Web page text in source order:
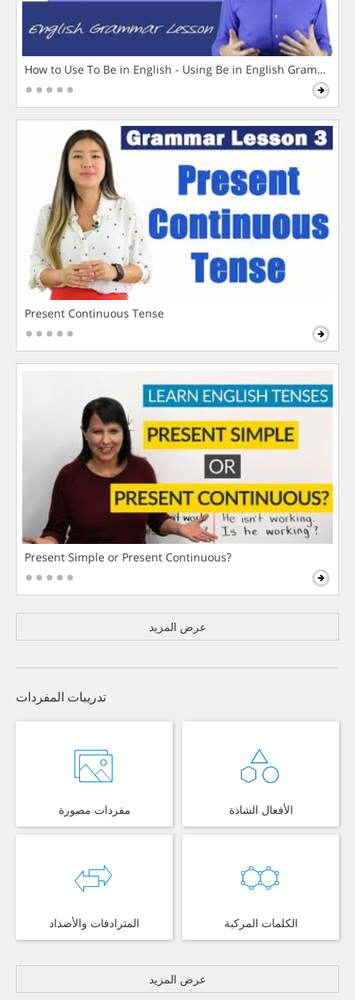
How to Use To Be in English - Using Be in English Grammar
Present Continuous Tense
Present Simple or Present Continuous?
عرض المزيد
تدريبات المفردات
مفردات مصورة الأفعال الشاذة
المترادفات والأضداد الكلمات المركبة
عرض المزيد